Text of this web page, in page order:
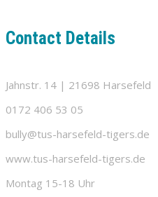
Contact Details
Jahnstr. 14 | 21698 Harsefeld
0172 406 53 05
bully@tus-harsefeld-tigers.de
www.tus-harsefeld-tigers.de
Montag 15-18 Uhr